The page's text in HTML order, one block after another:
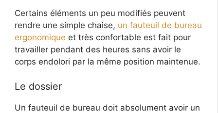
Certains éléments un peu modifiés peuvent
rendre une simple chaise, un fauteuil de bureau
ergonomique et très confortable est fait pour
travailler pendant des heures sans avoir le
corps endolori par la même position maintenue.
Le dossier
Un fauteuil de bureau doit absolument avoir un